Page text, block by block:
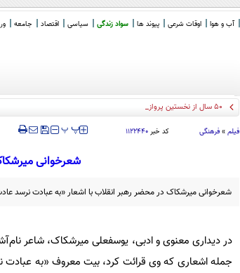
آب و هوا اوقات شرعی پیوند ها سواد زندگی سیاسی اقتصاد جامعه
50 سال از نخستین پرواز هما از تهران
فیلم » فرهنگی کد خبر۱۱۲۲۴۴۰ ‍‍‍ پ پ
شعرخوانی
شعرخوانی میرشکاک در محضر رهبر انقلاب با اشعار «به عبادت نرسد
در دیداری معنوی و ادبی، یوسفعلی میرشکاک، شاعر
جمله اشعاری که وی قرائت کرد، بیت معروف «به عبادت